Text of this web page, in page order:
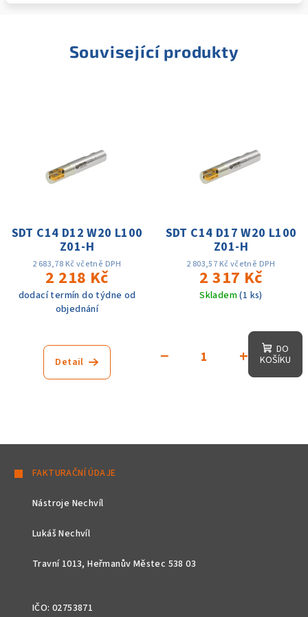
Související produkty
SDT C14 D12 W20 L100
Z01-H
2 683,78 Kč včetně DPH
2 218 Kč
dodací termín do týdne od
objednání
Detail
SDT C14 D17 W20 L100
Z01-H
2 803,57 Kč včetně DPH
2 317 Kč
Skladem(1 ks)
+
−
DO
KOŠÍKU
FAKTURAČNÍ ÚDAJE
Nástroje Nechvíl
Lukáš Nechvíl
Travní 1013, Heřmanův Městec 538 03
IČO: 02753871